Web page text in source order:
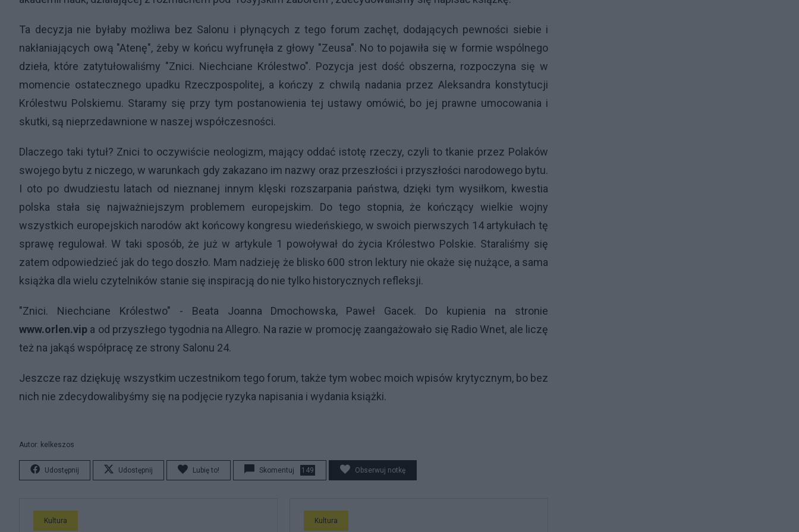
Ta decyzja nie byłaby możliwa bez Salonu i płynących z tego forum zachęt, dodających pewności siebie i
nakłaniających ową "Atenę", żeby w końcu wyfrunęła z głowy "Zeusa". No to pojawiła się w formie wspólnego
dzieła, które zatytułowaliśmy "Znici. Niechciane Królestwo". Pozycja jest dość obszerna, rozpoczyna się w
momencie ostatecznego upadku Rzeczpospolitej, a kończy z chwilą nadania przez Aleksandra konstytucji
Królestwu Polskiemu. Staramy się przy tym postanowienia tej ustawy omówić, bo jej prawne umocowania i
skutki, są nieprzedawnione w naszej współczesności.
Dlaczego taki tytuł? Znici to oczywiście neologizm, mający oddać istotę rzeczy, czyli to tkanie przez Polaków
swojego bytu z niczego, w warunkach gdy zakazano im nazwy oraz przeszłości i przyszłości narodowego bytu.
I oto po dwudziestu latach od nieznanej innym klęski rozszarpania państwa, dzięki tym wysiłkom, kwestia
polska stała się najważniejszym problemem europejskim. Do tego stopnia, że kończący wielkie wojny
wszystkich europejskich narodów akt końcowy kongresu wiedeńskiego, w swoich pierwszych 14 artykułach tę
sprawę regulował. W taki sposób, że już w artykule 1 powoływał do życia Królestwo Polskie. Staraliśmy się
zatem odpowiedzieć jak do tego doszło. Mam nadzieję że blisko 600 stron lektury nie okaże się nużące, a sama
książka dla wielu czytelników stanie się inspiracją do nie tylko historycznych refleksji.
"Znici. Niechciane Królestwo" - Beata Joanna Dmochowska, Paweł Gacek. Do kupienia na stronie
www.orlen.vip a od przyszłego tygodnia na Allegro. Na razie w promocję zaangażowało się Radio Wnet, ale liczę
też na jakąś współpracę ze strony Salonu 24.
Jeszcze raz dziękuję wszystkim uczestnikom tego forum, także tym wobec moich wpisów krytycznym, bo bez
nich nie zdecydowalibyśmy się na podjęcie ryzyka napisania i wydania książki.
Autor: kelkeszos
Udostępnij Udostępnij Lubię to! Skomentuj 149 Obserwuj notkę
Kultura Kultura